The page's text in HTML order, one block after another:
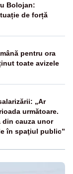
Bolojan:
de forță
pentru ora
toate avizele
„Ar
următoare.
din cauza unor
în spaţiul public”